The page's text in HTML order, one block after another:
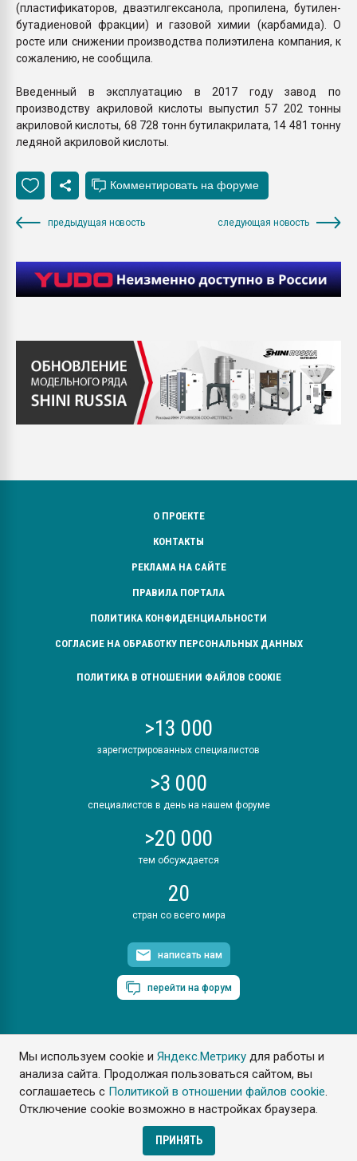
Мы используем cookie иЯндекс.Метрику для работы и
анализа сайта. Продолжая пользоваться сайтом, вы
соглашаетесь с Политикой в отношении файлов cookie.
Отключение cookie возможно в настройках браузера.
ПРИНЯТЬ
(пластификаторов, дваэтилгексанола, пропилена, бутилен-
бутадиеновой фракции) и газовой химии (карбамида). О
росте или снижении производства полиэтилена компания, к
сожалению, не сообщила.
Введенный в эксплуатацию в 2017 году завод по
производству акриловой кислоты выпустил 57 202 тонны
акриловой кислоты, 68 728 тонн бутилакрилата, 14 481 тонну
ледяной акриловой кислоты.
предыдущая новость следующая новость
О ПРОЕКТЕ
КОНТАКТЫ
РЕКЛАМА НА САЙТЕ
ПРАВИЛА ПОРТАЛА
ПОЛИТИКА КОНФИДЕНЦИАЛЬНОСТИ
СОГЛАСИЕ НА ОБРАБОТКУ ПЕРСОНАЛЬНЫХ ДАННЫХ
ПОЛИТИКА В ОТНОШЕНИИ ФАЙЛОВ COOKIE
>13 000
зарегистрированных специалистов
>3 000
специалистов в день на нашем форуме
>20 000
тем обсуждается
20
стран со всего мира
написать нам
перейти на форум
ПластЭксперт © 2006. Все права защищены
Разрешается копирование материалов сайта с обязательной
ссылкой на www.e-plastic.ru
Разработка сайта